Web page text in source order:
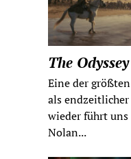
The
Eine der
als
wieder führt
Nolan...